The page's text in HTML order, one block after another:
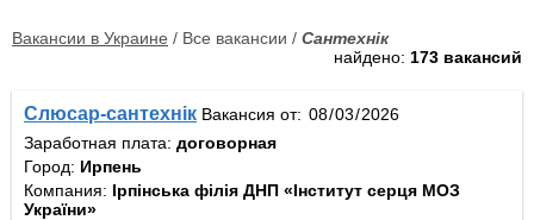
Вакансии в Украине / Все вакансии / Сантехнік
найдено: 173 вакансий
Слюсар-сантехнік Вакансия от:
Заработная плата: договорная
Город: Ирпень
Компания: Ірпінська філія ДНП «Інститут серця МОЗ
України»